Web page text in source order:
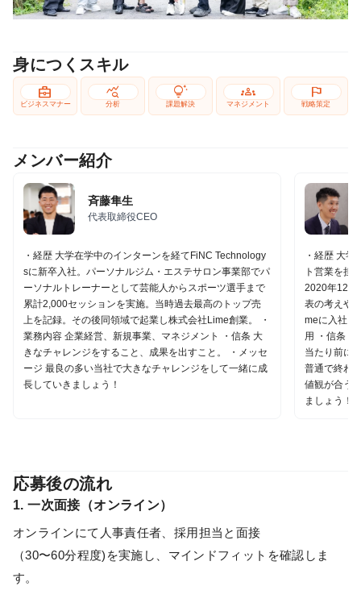
身につくスキル
business_center
ビジネスマナー
query_stats
分析
tips_and_updates
課題解決
groups
マネジメント
flag
戦略策定
メンバー紹介
斉藤隼生
代表取締役CEO
・経歴 大学在学中のインターンを経てFiNC Technology
sに新卒入社。パーソナルジム・エステサロン事業部でパ
ーソナルトレーナーとして芸能人からスポーツ選手まで
累計2,000セッションを実施。当時過去最高のトップ売
上を記録。その後同領域で起業し株式会社Lime創業。 ・
業務内容 企業経営、新規事業、マネジメント ・信条 大
きなチャレンジをすること、成果を出すこと。 ・メッセ
ージ 最良の多い当社で大きなチャレンジをして一緒に成
長していきましょう！
・経歴 大
ト営業を担
2020年12月
表の考えや
meに入社
用 ・信条
当たり前に
普通で終わ
値観が合う
ましょう！
応募後の流れ
1. 一次面接（オンライン）
オンラインにて人事責任者、採用担当と面接
（30〜60分程度)を実施し、マインドフィットを確認しま
す。